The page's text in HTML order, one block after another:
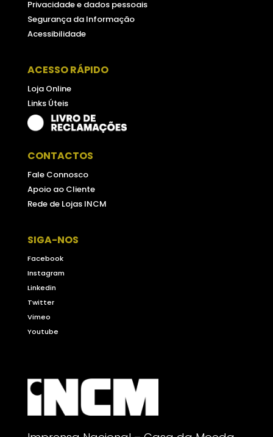
Privacidade e dados pessoais
Segurança da Informação
Acessibilidade
ACESSO RÁPIDO
Loja Online
Links Úteis
CONTACTOS
Fale Connosco
Apoio ao Cliente
Rede de Lojas INCM
SIGA-NOS
Facebook
Instagram
Linkedin
Twitter
Vimeo
Youtube